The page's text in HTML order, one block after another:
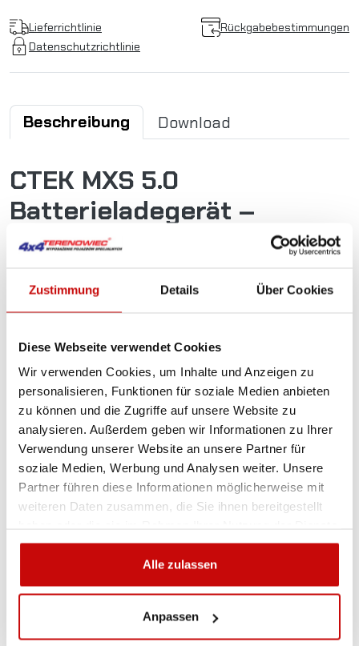
Zustimmung Details Über Cookies
Diese Webseite verwendet Cookies
Wir verwenden Cookies, um Inhalte und Anzeigen zu
personalisieren, Funktionen für soziale Medien anbieten
zu können und die Zugriffe auf unsere Website zu
analysieren. Außerdem geben wir Informationen zu Ihrer
Verwendung unserer Website an unsere Partner für
soziale Medien, Werbung und Analysen weiter. Unsere
Partner führen diese Informationen möglicherweise mit
weiteren Daten zusammen, die Sie ihnen bereitgestellt
gesammelt haben.
Alle zulassen
Anpassen
Lieferrichtlinie
Rückgabebestimmungen
Datenschutzrichtlinie
Beschreibung Download
CTEK MXS 5.0
Batterieladegerät –
Intelligent, Sicher und
DasCTEK MXS 5.0ist ein hochmodernes,
– entwickelt für alle Arten von 12V-Blei-Säure-Batterien
(Nass, AGM, Gel, EFB). Ideal für Autos, Motorräder, Boote,
Wohnmobile und mehr.
Hauptmerkmale:
✅Ladestrom bis zu 5 A– für Batterien von 1,2 Ah bis
110 Ah (geeignet bis 160 Ah für Erhaltungsladung)
✅Vollautomatischer 8-Stufen-Ladezyklus– für
Batterien wieder her